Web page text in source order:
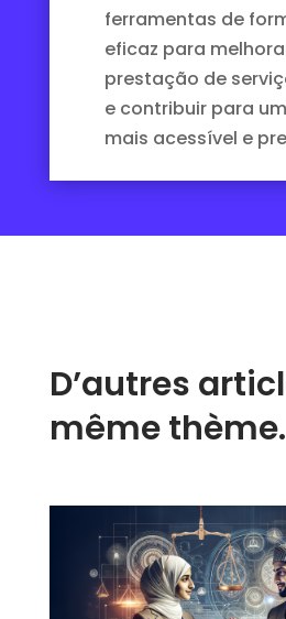
ferramentas de
eficaz para
prestação de
e contribuir para
mais acessível e
D’autres
même